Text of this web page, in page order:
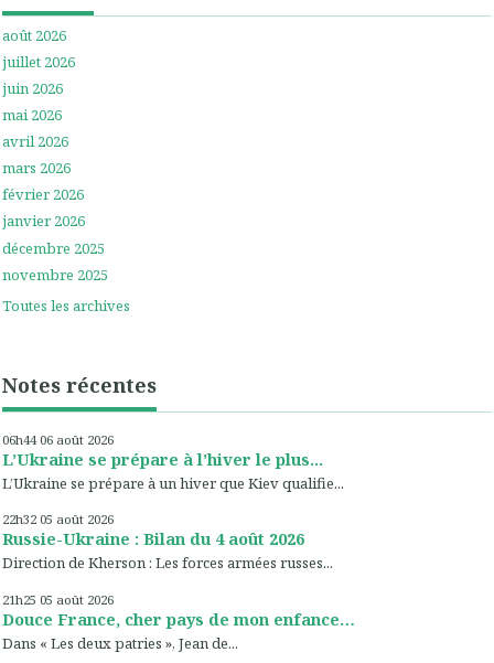
août 2026
juillet 2026
juin 2026
mai 2026
avril 2026
mars 2026
février 2026
janvier 2026
décembre 2025
novembre 2025
Toutes les archives
Notes récentes
06h44 06 août 2026
L’Ukraine se prépare à l’hiver le plus...
L’Ukraine se prépare à un hiver que Kiev qualifie...
22h32 05 août 2026
Russie-Ukraine : Bilan du 4 août 2026
Direction de Kherson : Les forces armées russes...
21h25 05 août 2026
Douce France, cher pays de mon enfance…
Dans « Les deux patries », Jean de...